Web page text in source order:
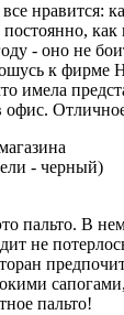
нравится:
- оно не
к фирме
имела
офис.
- черный)
пальто. В
не
пальто!